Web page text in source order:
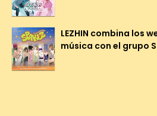
LEZHIN combina los
música con el grupo